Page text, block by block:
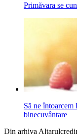
Primăvara se
Să ne întoarcem
binecuvântare
Din arhiva